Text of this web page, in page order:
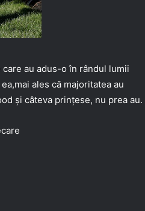
au adus-o în rândul lumii
ales că majoritatea au
și câteva prințese, nu prea au.